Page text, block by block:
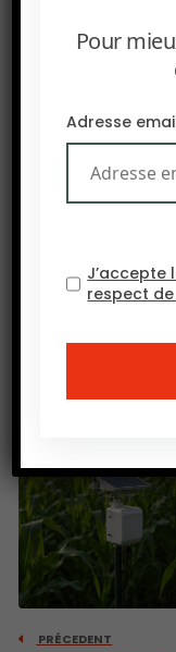
bonne
PRÉCEDENT
Pour
Adresse
J’accepte
respect